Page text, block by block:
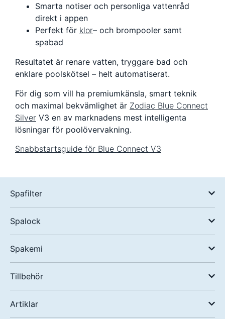
Smarta notiser och personliga vattenråd
direkt i appen
Perfekt för klor– och brompooler samt
spabad
Resultatet är renare vatten, tryggare bad och
enklare poolskötsel – helt automatiserat.
För dig som vill ha premiumkänsla, smart teknik
och maximal bekvämlighet är Zodiac Blue Connect
Silver V3 en av marknadens mest intelligenta
lösningar för poolövervakning.
Snabbstartsguide för Blue Connect V3
Spafilter
Spalock
Spakemi
Tillbehör
Artiklar